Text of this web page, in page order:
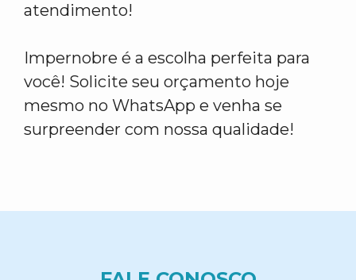
atendimento!
Impernobre é a escolha perfeita para
você! Solicite seu orçamento hoje
mesmo no WhatsApp e venha se
surpreender com nossa qualidade!